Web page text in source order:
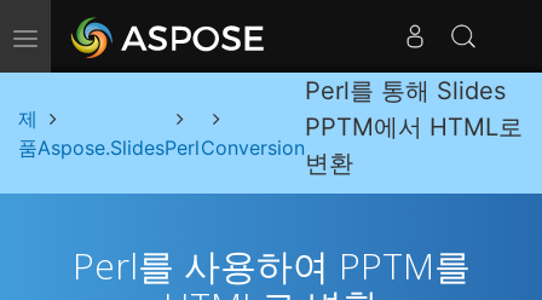
내비게이션 전환
제
품Aspose.SlidesPerlConversion
Perl를 통해 Slides
PPTM에서 HTML로
변환
Perl를 사용하여 PPTM를